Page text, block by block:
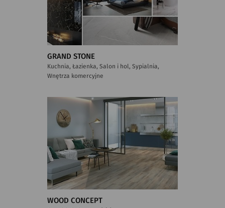
GRAND STONE
Kuchnia, Łazienka, Salon i hol, Sypialnia,
Wnętrza komercyjne
WOOD CONCEPT